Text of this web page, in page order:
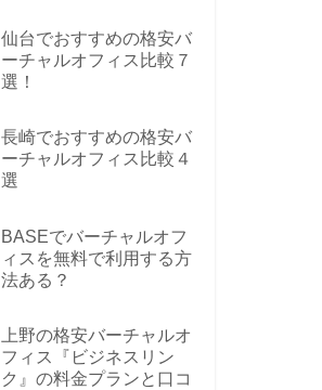
仙台でおすすめの格安バ
ーチャルオフィス比較７
選！
長崎でおすすめの格安バ
ーチャルオフィス比較４
選
BASEでバーチャルオフ
ィスを無料で利用する方
法ある？
上野の格安バーチャルオ
フィス『ビジネスリン
ク』の料金プランと口コ